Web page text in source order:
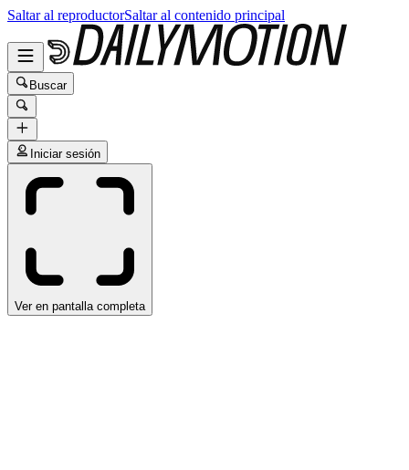
Saltar al reproductorSaltar al contenido principal
Buscar
Iniciar sesión
Ver en pantalla completa